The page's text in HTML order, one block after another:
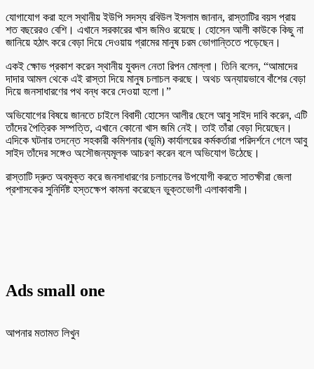
যোগাযোগ করা হলে স্থানীয় ইউপি সদস্য রবিউল ইসলাম জানান, রাস্তাটির বয়স প্রায়
শত বছরেরও বেশি। এখানে সরকারের খাস জমিও রয়েছে। হোসেন আলী কাউকে কিছু না
জানিয়ে হঠাৎ করে বেড়া দিয়ে দেওয়ায় গ্রামের মানুষ চরম ভোগান্তিতে পড়েছেন।
একই ক্ষোভ প্রকাশ করেন স্থানীয় যুবদল নেতা রিপন মোল্লা। তিনি বলেন, “আমাদের
দাদার আমল থেকে এই রাস্তা দিয়ে মানুষ চলাচল করছে। অথচ অন্যায়ভাবে বাঁশের বেড়া
দিয়ে জনসাধারণের পথ বন্ধ করে দেওয়া হলো।”
অভিযোগের বিষয়ে জানতে চাইলে বিবাদী হোসেন আলীর ছেলে আবু সাইদ দাবি করেন, এটি
তাঁদের পৈত্রিক সম্পত্তি, এখানে কোনো খাস জমি নেই। তাই তাঁরা বেড়া দিয়েছেন।
এদিকে ঘটনার তদন্তে সহকারী কমিশনার (ভূমি) কার্যালয়ের কর্মকর্তারা পরিদর্শনে গেলে আবু
সাইদ তাঁদের সঙ্গেও অসৌজন্যমূলক আচরণ করেন বলে অভিযোগ উঠেছে।
রাস্তাটি দ্রুত অবমুক্ত করে জনসাধারণের চলাচলের উপযোগী করতে সাতক্ষীরা জেলা
প্রশাসকের সুনির্দিষ্ট হস্তক্ষেপ কামনা করেছেন ভুক্তভোগী এলাকাবাসী।
Ads small one
আপনার মতামত লিখুন